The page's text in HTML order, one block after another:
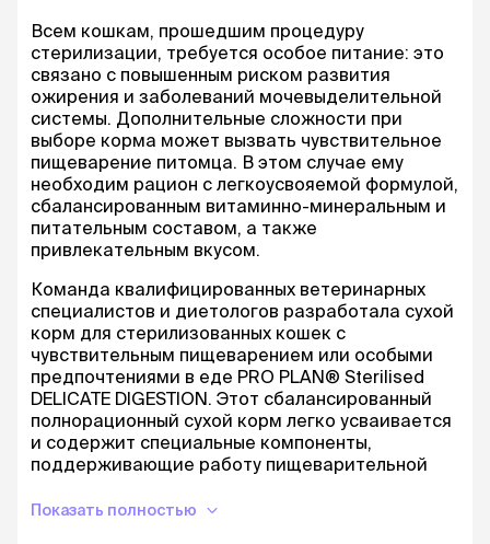
Всем кошкам, прошедшим процедуру
стерилизации, требуется особое питание: это
связано с повышенным риском развития
ожирения и заболеваний мочевыделительной
системы. Дополнительные сложности при
выборе корма может вызвать чувствительное
пищеварение питомца. В этом случае ему
необходим рацион с легкоусвояемой формулой,
сбалансированным витаминно-минеральным и
питательным составом, а также
привлекательным вкусом.
Команда квалифицированных ветеринарных
специалистов и диетологов разработала сухой
корм для стерилизованных кошек с
чувствительным пищеварением или особыми
предпочтениями в еде PRO PLAN® Sterilised
DELICATE DIGESTION. Этот сбалансированный
полнорационный сухой корм легко усваивается
и содержит специальные компоненты,
поддерживающие работу пищеварительной
Показать полностью